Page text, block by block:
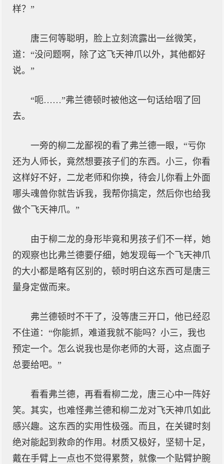
样？”
唐三何等聪明，脸上立刻流露出一丝微笑，
道：“没问题啊，除了这飞天神爪以外，其他都好
说。”
“呃……”弗兰德顿时被他这一句话给咽了回
去。
一旁的柳二龙鄙视的看了弗兰德一眼，“亏你
还为人师长，竟然想要孩子们的东西。小三，你看
这样好不好，二龙老师和你换，待会儿你看上外面
哪头魂兽你就告诉我，我帮你搞定，然后你也给我
做个飞天神爪。”
由于柳二龙的身形毕竟和男孩子们不一样，她
的观察也比弗兰德要仔细，她发现每一个飞天神爪
的大小都是略有区别的，顿时明白这东西可是唐三
量身定做而来。
弗兰德顿时不干了，没等唐三开口，他已经忍
不住道：“你能抓，难道我就不能吗？小三，我也
预定一个。怎么说我也是你老师的大哥，这点面子
总要给吧。”
看看弗兰德，再看看柳二龙，唐三心中一阵好
笑。其实，也难怪弗兰德和柳二龙对飞天神爪如此
感兴趣。这东西的实用性极强。而且，在关键时刻
绝对能起到救命的作用。材质又极好，坚韧十足，
戴在手臂上一点也不觉得累赘，就像一个贴臂护腕